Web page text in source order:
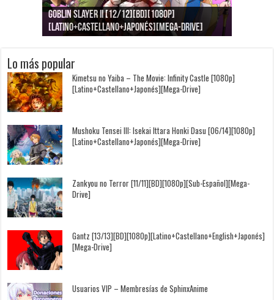
Goblin Slayer II [12/12][BD][1080p]
[Latino+Castellano+Japonés][Mega-Drive]
Jujutsu Kaisen: Kaigyoku/Gyokusetsu [1080p]
[Latino+Japonés][Mega-Drive]
Kimi to, Nami ni Noretara [BD][1080p]
[Latino+Castellano+Japonés][Mega-Drive]
Nukitashi the Animation [11/11+OVAS][BD]
[1080p][Sub-Español][Mega-Drive]
Kimi wa Houkago Insomnia [13/13][BD][1080p]
[Castellano+English+Japonés][Mega-Drive]
Getsuyoubi no Tawawa [12/12+Especiales][BD]
[1080p][Sub-Español][Mega-Drive]
Lo más popular
Kimetsu no Yaiba – The Movie: Infinity Castle [1080p]
[Latino+Castellano+Japonés][Mega-Drive]
Mushoku Tensei III: Isekai Ittara Honki Dasu [06/14][1080p]
[Latino+Castellano+Japonés][Mega-Drive]
Zankyou no Terror [11/11][BD][1080p][Sub-Español][Mega-
Drive]
Gantz [13/13][BD][1080p][Latino+Castellano+English+Japonés]
[Mega-Drive]
Usuarios VIP – Membresías de SphinxAnime